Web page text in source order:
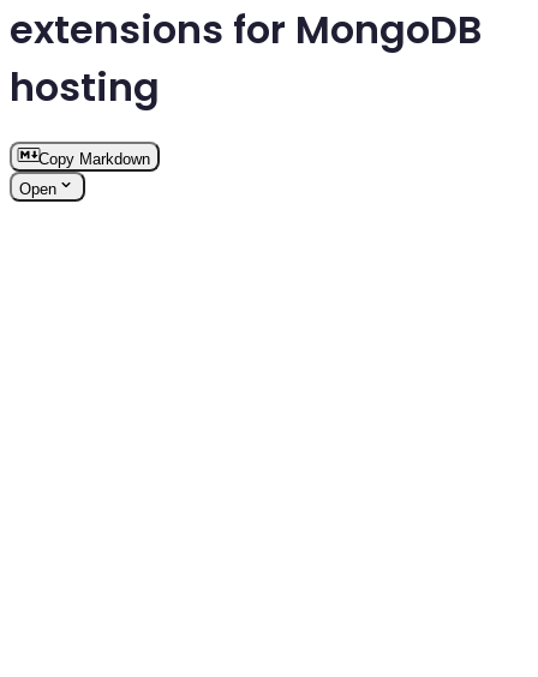
extensions for MongoDB
hosting
Copy Markdown
Open